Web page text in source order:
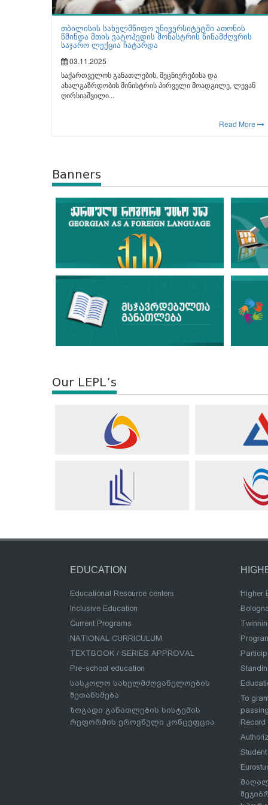
თბილისის სახელმწიფო უნივერსიტეტში ათონის
წმინდა მთის ვატოპედის მონასტრის წინამძღვრის
საჯარო ლექცია ჩატარდა
03.11.2025
საქართველოს განათლების, მეცნიერებისა და
ახალგაზრდობის მინისტრის პირველი მოადგილე, ლევან
ღირსიაშვილი...
Read More
Banners
Our LEPL’s
EDUCATION
Educational Resource centers
Inclusive Education
Current Programs
NATIONAL CURRICULUM
TEXTBOOK / SERIES APPROVAL
Pre-school education
სასკოლო სახელმძღვანელოების
შეთანხმება
ზოგადი განათლების სისტემის
რეფორმის ეროვნული კონცეფცია
Higher
To